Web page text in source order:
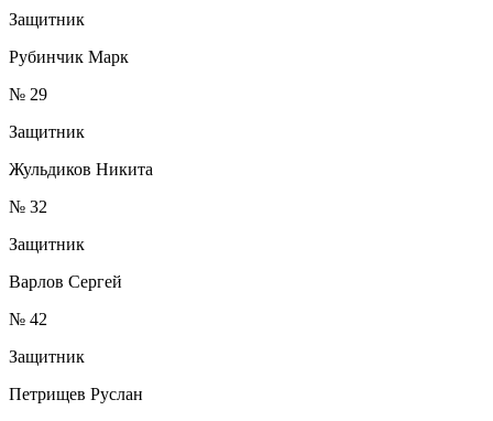
Защитник
Рубинчик Марк
№ 29
Защитник
Жульдиков Никита
№ 32
Защитник
Варлов Сергей
№ 42
Защитник
Петрищев Руслан